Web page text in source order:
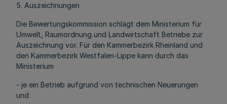
5. Auszeichnungen
Die Bewertungskommission schlägt dem Ministerium für
Umwelt, Raumordnung und Landwirtschaft Betriebe zur
Auszeichnung vor. Für den Kammerbezirk Rheinland und
den Kammerbezirk Westfalen-Lippe kann durch das
Ministerium
- je ein Betrieb aufgrund von technischen Neuerungen
und